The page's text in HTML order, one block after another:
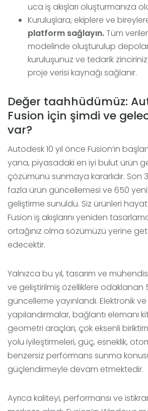
uca iş akışları oluşturmanıza
Kuruluşlara, ekiplere ve
platform sağlayın.Tüm
modelinde oluşturulup
kuruluşunuz ve tedarik
proje verisi kaynağı sağlanır.
Değer taahhüdümüz:
Fusion için şimdi ve
var?
Autodesk 10 yıl önce Fusion’ın
yana, piyasadaki en iyi bulut ürün
çözümünü sunmaya kararlıdır. Son 3
fazla ürün güncellemesi ve 650 yeni
geliştirme sunuldu. Siz ürünleri
Fusion iş akışlarını yeniden
ortağınız olma sözümüzü yerine
edecektir.
Yalnızca bu yıl, tasarım ve
ve geliştirilmiş özelliklere odaklanan
güncelleme yayınlandı. Elektronikve
yapılandırmalar, bağlantı elemanı
geometri araçları, çok eksenli
yolu iyileştirmeleri, güç, esneklik,
benzersiz performans sunma
güçlendirmeyle devam etmektedir.
Ayrıca kaliteyi, performansı ve